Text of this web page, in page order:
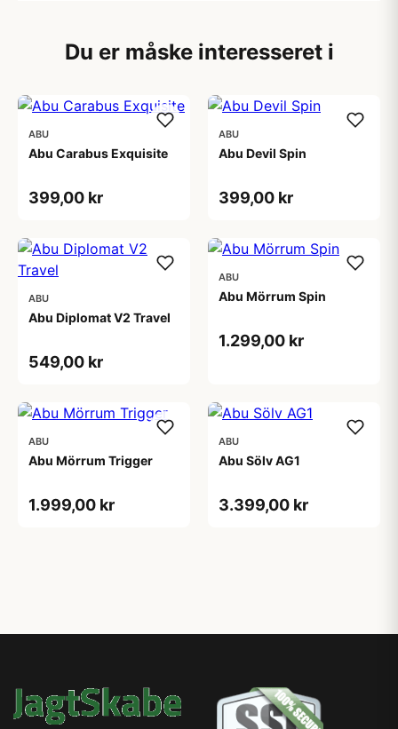
Du er måske interesseret i
ABU
Abu Carabus Exquisite
399,00 kr
ABU
Abu Devil Spin
399,00 kr
ABU
Abu Diplomat V2 Travel
549,00 kr
ABU
Abu Mörrum Spin
1.299,00 kr
ABU
Abu Mörrum Trigger
1.999,00 kr
ABU
Abu Sölv AG1
3.399,00 kr